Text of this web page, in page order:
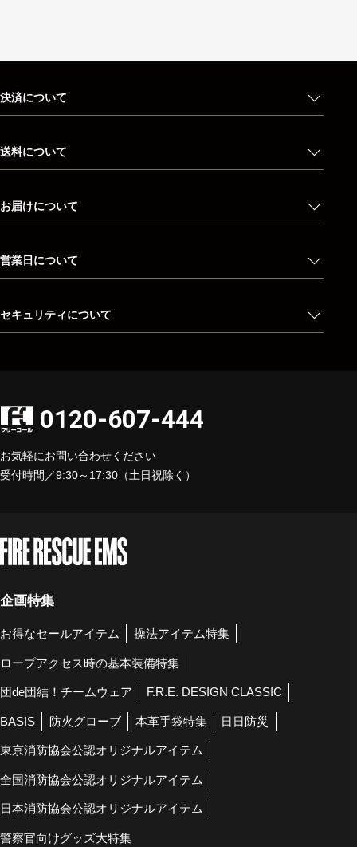
決済について
送料について
お届けについて
営業日について
セキュリティについて
0120-607-444
お気軽にお問い合わせください
受付時間／9:30～17:30（土日祝除く）
企画特集
お得なセールアイテム 操法アイテム特集
ロープアクセス時の基本装備特集
団de団結！チームウェア F.R.E. DESIGN CLASSIC
BASIS 防火グローブ 本革手袋特集 日日防災
東京消防協会公認オリジナルアイテム
全国消防協会公認オリジナルアイテム
日本消防協会公認オリジナルアイテム
警察官向けグッズ大特集